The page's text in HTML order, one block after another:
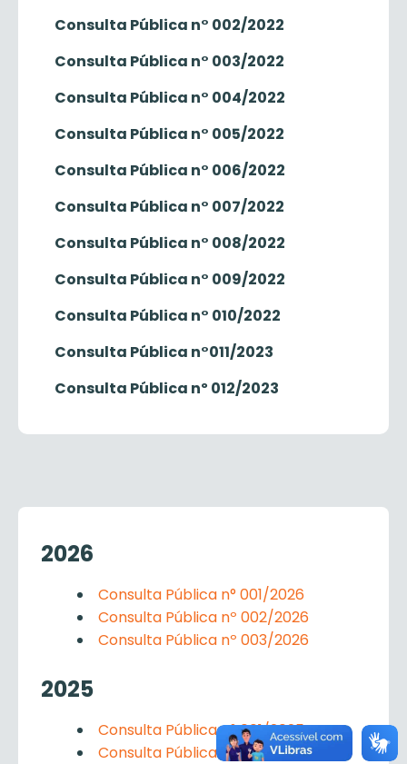
Consulta Pública n° 002/2022
Consulta Pública n° 003/2022
Consulta Pública n° 004/2022
Consulta Pública n° 005/2022
Consulta Pública n° 006/2022
Consulta Pública n° 007/2022
Consulta Pública n° 008/2022
Consulta Pública n° 009/2022
Consulta Pública n° 010/2022
Consulta Pública n°011/2023
Consulta Pública nº 012/2023
2026
Consulta Pública n° 001/2026
Consulta Pública nº 002/2026
Consulta Pública nº 003/2026
2025
Consulta Pública n° 001/2025
Consulta Pública nº 002/2025